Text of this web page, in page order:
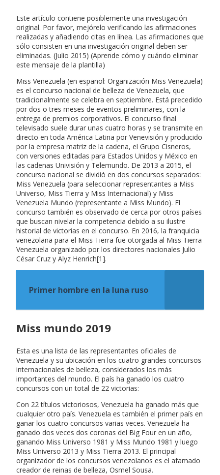
Este artículo contiene posiblemente una investigación
original. Por favor, mejórelo verificando las afirmaciones
realizadas y añadiendo citas en línea. Las afirmaciones que
sólo consisten en una investigación original deben ser
eliminadas. (Julio 2015) (Aprende cómo y cuándo eliminar
este mensaje de la plantilla)
Miss Venezuela (en español: Organización Miss Venezuela)
es el concurso nacional de belleza de Venezuela, que
tradicionalmente se celebra en septiembre. Está precedido
por dos o tres meses de eventos preliminares, con la
entrega de premios corporativos. El concurso final
televisado suele durar unas cuatro horas y se transmite en
directo en toda América Latina por Venevisión y producido
por la empresa matriz de la cadena, el Grupo Cisneros,
con versiones editadas para Estados Unidos y México en
las cadenas Univisión y Telemundo. De 2013 a 2015, el
concurso nacional se dividió en dos concursos separados:
Miss Venezuela (para seleccionar representantes a Miss
Universo, Miss Tierra y Miss Internacional) y Miss
Venezuela Mundo (representante a Miss Mundo). El
concurso también es observado de cerca por otros países
que buscan nivelar la competencia debido a su ilustre
historial de victorias en el concurso. En 2016, la franquicia
venezolana para el Miss Tierra fue otorgada al Miss Tierra
Venezuela organizado por los directores nacionales Julio
César Cruz y Alyz Henrich[1].
Primer hombre en la luna ruso
Miss mundo 2019
Esta es una lista de las representantes oficiales de
Venezuela y su ubicación en los cuatro grandes concursos
internacionales de belleza, considerados los más
importantes del mundo. El país ha ganado los cuatro
concursos con un total de 22 victorias:
Con 22 títulos victoriosos, Venezuela ha ganado más que
cualquier otro país. Venezuela es también el primer país en
ganar los cuatro concursos varias veces. Venezuela ha
ganado dos veces dos coronas del Big Four en un año,
ganando Miss Universo 1981 y Miss Mundo 1981 y luego
Miss Universo 2013 y Miss Tierra 2013. El principal
organizador de los concursos venezolanos es el afamado
creador de reinas de belleza, Osmel Sousa.